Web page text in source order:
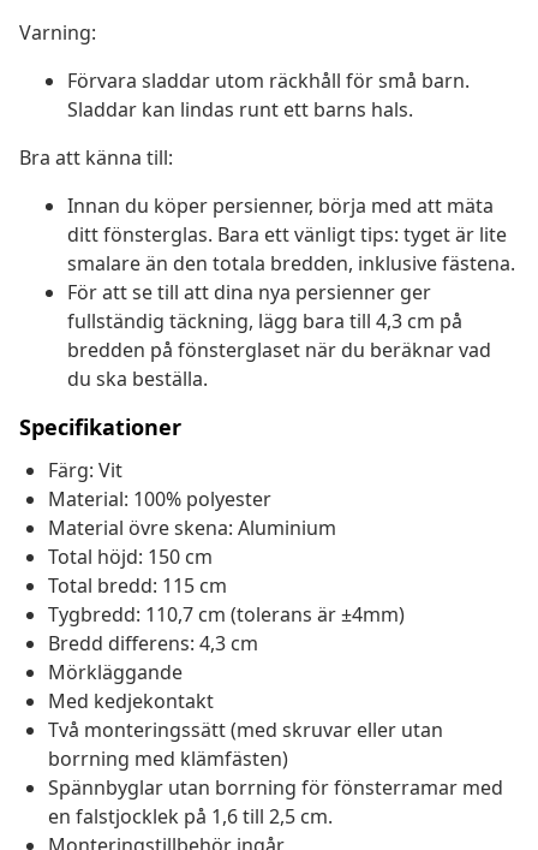
Varning:
Förvara sladdar utom räckhåll för små barn.
Sladdar kan lindas runt ett barns hals.
Bra att känna till:
Innan du köper persienner, börja med att mäta
ditt fönsterglas. Bara ett vänligt tips: tyget är lite
smalare än den totala bredden, inklusive fästena.
För att se till att dina nya persienner ger
fullständig täckning, lägg bara till 4,3 cm på
bredden på fönsterglaset när du beräknar vad
du ska beställa.
Specifikationer
Färg: Vit
Material: 100% polyester
Material övre skena: Aluminium
Total höjd: 150 cm
Total bredd: 115 cm
Tygbredd: 110,7 cm (tolerans är ±4mm)
Bredd differens: 4,3 cm
Mörkläggande
Med kedjekontakt
Två monteringssätt (med skruvar eller utan
borrning med klämfästen)
Spännbyglar utan borrning för fönsterramar med
en falstjocklek på 1,6 till 2,5 cm.